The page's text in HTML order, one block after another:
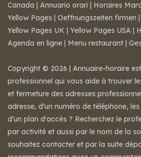
Canada | Annuario orari | Horaires
Yellow Pages | Oeffnungszeiten firmen |
Yellow Pages UK | Yellow Pages USA |
Agenda en ligne | Menu restaurant |
Copyright © 2026 | Annuaire-horaire est
professionnel qui vous aide à trouver
et fermeture des adresses
adresse, d'un numéro de téléphone, les
d’un plan d'accès ? Recherchez le
par activité et aussi par le nom de la
souhaitez contacter et par la suite